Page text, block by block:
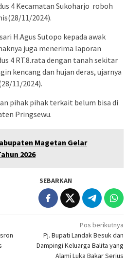
4 Kecamatan Sukoharjo roboh
11/2024).
H.Agus Sutopo kepada awak
juga menerima laporan
4 RT.8.rata dengan tanah sekitar
kencang dan hujan deras, ujarnya
11/2024).
pihak pihak terkait belum bisa di
Pringsewu.
Magetan Gelar
2026
SEBARKAN
Pos berikutnya
Pj. Bupati Landak Besuk dan
Dampingi Keluarga Balita yang
Alami Luka Bakar Serius